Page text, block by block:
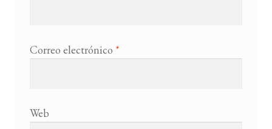
Correo electrónico *
Web